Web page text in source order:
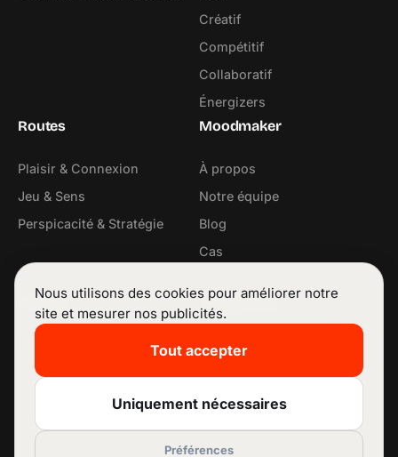
Créatif
Compétitif
Collaboratif
Énergizers
Routes
Plaisir & Connexion
Jeu & Sens
Perspicacité & Stratégie
Moodmaker
À propos
Notre équipe
Blog
Cas
Contact
+32 53 42 68 11
Suivez-nous
LinkedIn
Facebook
Nous utilisons des cookies pour améliorer notre
site et mesurer nos publicités.
Tout accepter
Uniquement nécessaires
Préférences